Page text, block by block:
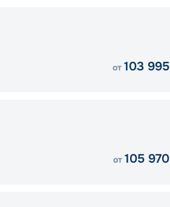
от 103 995
от 105 970